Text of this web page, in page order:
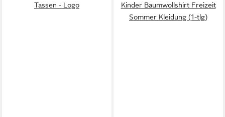
Tassen - Logo
Kinder Baumwollshirt Freizeit
Sommer Kleidung (1-tlg)